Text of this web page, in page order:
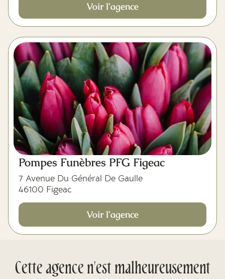
Voir l'agence
Pompes Funèbres PFG Figeac
7 Avenue Du Général De Gaulle
46100 Figeac
Voir l'agence
Cette agence n'est malheureusement